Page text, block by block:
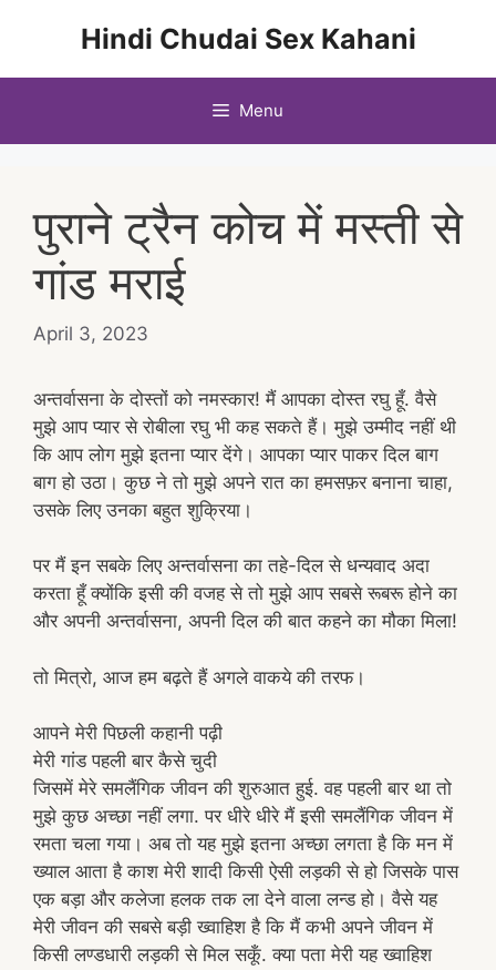
Hindi Chudai Sex Kahani
Menu
पुराने ट्रैन कोच में मस्ती से
गांड मराई
April 3, 2023
अन्तर्वासना के दोस्तों को नमस्कार! मैं आपका दोस्त रघु हूँ. वैसे
मुझे आप प्यार से रोबीला रघु भी कह सकते हैं। मुझे उम्मीद नहीं थी
कि आप लोग मुझे इतना प्यार देंगे। आपका प्यार पाकर दिल बाग
बाग हो उठा। कुछ ने तो मुझे अपने रात का हमसफ़र बनाना चाहा,
उसके लिए उनका बहुत शुक्रिया।
पर मैं इन सबके लिए अन्तर्वासना का तहे-दिल से धन्यवाद अदा
करता हूँ क्योंकि इसी की वजह से तो मुझे आप सबसे रूबरू होने का
और अपनी अन्तर्वासना, अपनी दिल की बात कहने का मौका मिला!
तो मित्रो, आज हम बढ़ते हैं अगले वाकये की तरफ।
आपने मेरी पिछली कहानी पढ़ी
मेरी गांड पहली बार कैसे चुदी
जिसमें मेरे समलैंगिक जीवन की शुरुआत हुई. वह पहली बार था तो
मुझे कुछ अच्छा नहीं लगा. पर धीरे धीरे मैं इसी समलैंगिक जीवन में
रमता चला गया। अब तो यह मुझे इतना अच्छा लगता है कि मन में
ख्याल आता है काश मेरी शादी किसी ऐसी लड़की से हो जिसके पास
एक बड़ा और कलेजा हलक तक ला देने वाला लन्ड हो। वैसे यह
मेरी जीवन की सबसे बड़ी ख्वाहिश है कि मैं कभी अपने जीवन में
किसी लण्डधारी लड़की से मिल सकूँ. क्या पता मेरी यह ख्वाहिश